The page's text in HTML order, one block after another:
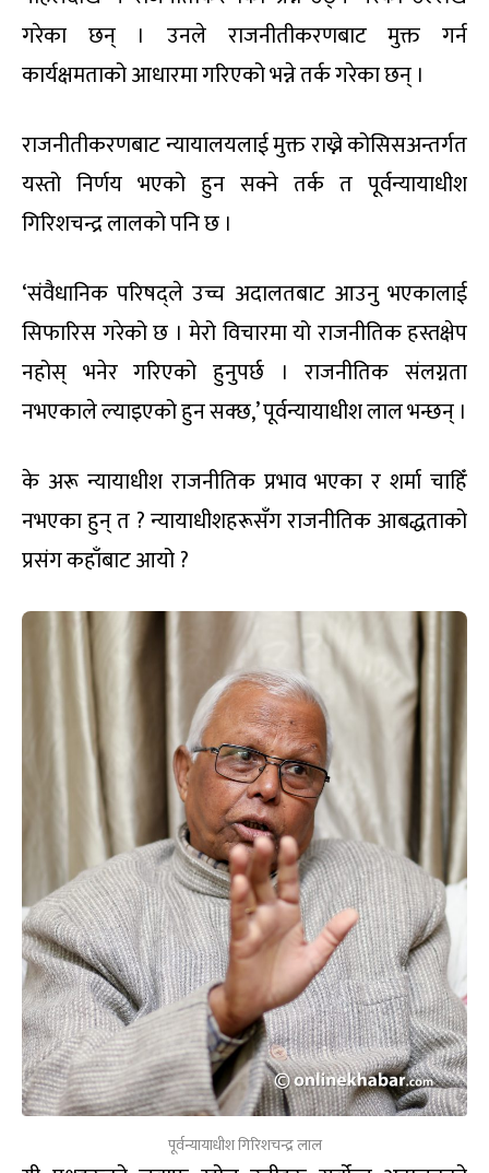
गरेका छन् । उनले राजनीतीकरणबाट मुक्त गर्न
कार्यक्षमताको आधारमा गरिएको भन्ने तर्क गरेका छन् ।
राजनीतीकरणबाट न्यायालयलाई मुक्त राख्ने कोसिसअन्तर्गत
यस्तो निर्णय भएको हुन सक्ने तर्क त पूर्वन्यायाधीश
गिरिशचन्द्र लालको पनि छ ।
‘संवैधानिक परिषद्ले उच्च अदालतबाट आउनु भएकालाई
सिफारिस गरेको छ । मेरो विचारमा यो राजनीतिक हस्तक्षेप
नहोस् भनेर गरिएको हुनुपर्छ । राजनीतिक संलग्नता
नभएकाले ल्याइएको हुन सक्छ,’ पूर्वन्यायाधीश लाल भन्छन् ।
के अरू न्यायाधीश राजनीतिक प्रभाव भएका र शर्मा चाहिँ
नभएका हुन् त ? न्यायाधीशहरूसँग राजनीतिक आबद्धताको
प्रसंग कहाँबाट आयो ?
पूर्वन्यायाधीश गिरिशचन्द्र लाल